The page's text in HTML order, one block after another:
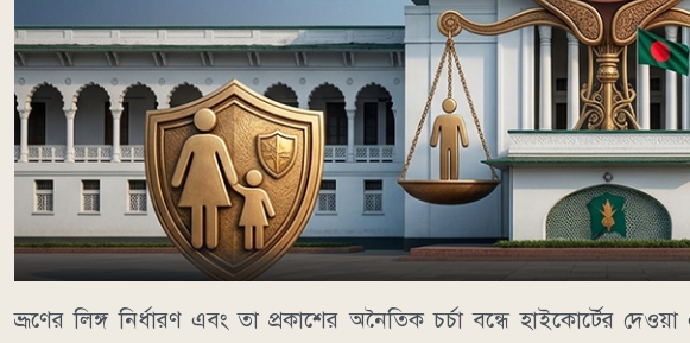
ভ্রূণের লিঙ্গ নির্ধারণ এবং তা প্রকাশের অনৈতিক চর্চা বন্ধে হাইকোর্টের